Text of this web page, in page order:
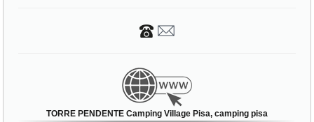
TORRE PENDENTE Camping Village Pisa, camping pisa